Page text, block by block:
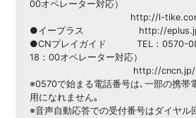
00オペレーター対応）
http://l-tike.com/
●イープラス http://eplus.jp/
●CNプレイガイド TEL：0570-
18：00オペレーター対応）
http://cncn.jp/
※0570で始まる電話番号は､一部の携帯
用になれません｡
※音声自動応答での受付番号はダイヤル